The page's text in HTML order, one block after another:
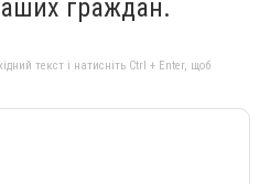
граждан.
текст і натисніть Ctrl + Enter, щоб